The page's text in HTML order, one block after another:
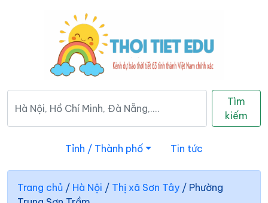
Tìm
kiếm
Tỉnh / Thành phố Tin tức
Trang chủ / Hà Nội / Thị xã Sơn Tây / Phường